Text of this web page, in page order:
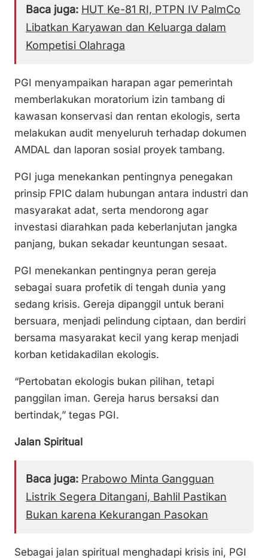
Baca juga: HUT Ke-81 RI, PTPN IV PalmCo
Libatkan Karyawan dan Keluarga dalam
Kompetisi Olahraga
PGI menyampaikan harapan agar pemerintah
memberlakukan moratorium izin tambang di
kawasan konservasi dan rentan ekologis, serta
melakukan audit menyeluruh terhadap dokumen
AMDAL dan laporan sosial proyek tambang.
PGI juga menekankan pentingnya penegakan
prinsip FPIC dalam hubungan antara industri dan
masyarakat adat, serta mendorong agar
investasi diarahkan pada keberlanjutan jangka
panjang, bukan sekadar keuntungan sesaat.
PGI menekankan pentingnya peran gereja
sebagai suara profetik di tengah dunia yang
sedang krisis. Gereja dipanggil untuk berani
bersuara, menjadi pelindung ciptaan, dan berdiri
bersama masyarakat kecil yang kerap menjadi
korban ketidakadilan ekologis.
“Pertobatan ekologis bukan pilihan, tetapi
panggilan iman. Gereja harus bersaksi dan
bertindak,” tegas PGI.
Jalan Spiritual
Baca juga: Prabowo Minta Gangguan
Listrik Segera Ditangani, Bahlil Pastikan
Bukan karena Kekurangan Pasokan
Sebagai jalan spiritual menghadapi krisis ini, PGI